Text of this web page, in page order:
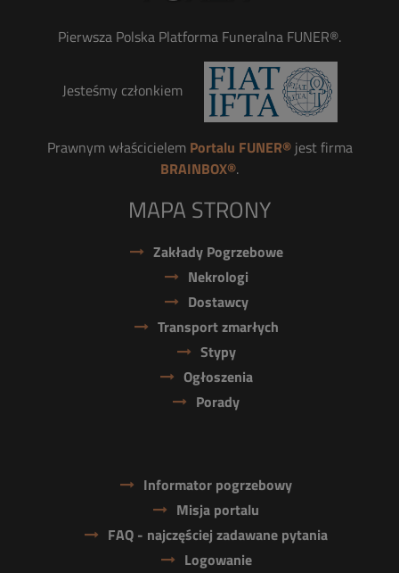
Pierwsza Polska Platforma Funeralna FUNER®.
Jesteśmy członkiem
Prawnym właścicielem Portalu FUNER®jest firma
BRAINBOX®.
MAPA STRONY
Zakłady Pogrzebowe
Nekrologi
Dostawcy
Transport zmarłych
Stypy
Ogłoszenia
Porady
Informator pogrzebowy
Misja portalu
FAQ - najczęściej zadawane pytania
Logowanie